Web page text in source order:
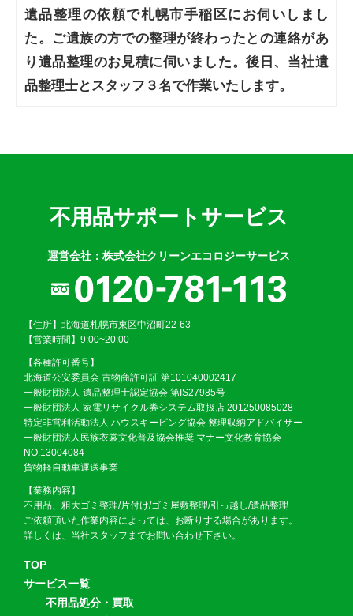
遺品整理の依頼で札幌市手稲区にお伺いしまし
た。ご遺族の方での整理が終わったとの連絡があ
り遺品整理のお見積に伺いました。後日、当社遺
品整理士とスタッフ３名で作業いたします。
不用品サポートサービス
運営会社：株式会社クリーンエコロジーサービス
【住所】北海道札幌市東区中沼町22-63
【営業時間】9:00~20:00
【各種許可番号】
北海道公安委員会 古物商許可証 第101040002417
一般財団法人 遺品整理士認定協会 第IS27985号
一般財団法人 家電リサイクル券システム取扱店 201250085028
特定非営利活動法人 ハウスキーピング協会 整理収納アドバイザー
一般財団法人民族衣裳文化普及協会推奨 マナー文化教育協会
NO.13004084
貨物軽自動車運送事業
【業務内容】
不用品、粗大ゴミ整理/片付け/ゴミ屋敷整理/引っ越し/遺品整理
ご依頼頂いた作業内容によっては、お断りする場合があります。
詳しくは、当社スタッフまでお問い合わせ下さい。
TOP
サービス一覧
不用品処分・買取